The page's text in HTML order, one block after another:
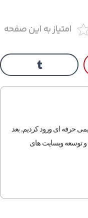
امتیاز به این صفحه
با تیمی حرفه ای ورود کردیم, بعد
و توسعه وبسایت های